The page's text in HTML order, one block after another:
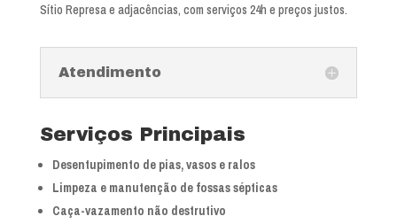
Sítio Represa e adjacências, com serviços 24h e preços justos.
Atendimento
Serviços Principais
Desentupimento de pias, vasos e ralos
Limpeza e manutenção de fossas sépticas
Caça-vazamento não destrutivo